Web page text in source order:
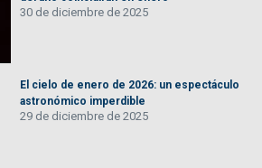
30 de diciembre de 2025
El cielo de enero de 2026: un espectáculo
astronómico imperdible
29 de diciembre de 2025